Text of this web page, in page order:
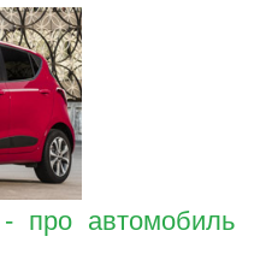
про автомобиль